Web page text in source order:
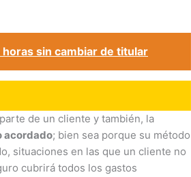
sin cambiar de titular
de un cliente y también, la
acordado; bien sea porque su método
situaciones en las que un cliente no
cubrirá todos los gastos